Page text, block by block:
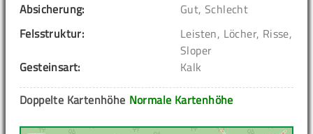
Absicherung:
Gut, Schlecht
Felsstruktur:
Leisten, Löcher, Risse,
Sloper
Gesteinsart:
Kalk
Normale Kartenhöhe
Doppelte Kartenhöhe